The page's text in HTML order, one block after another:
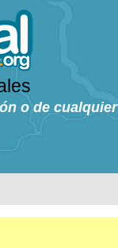
o de cualquier